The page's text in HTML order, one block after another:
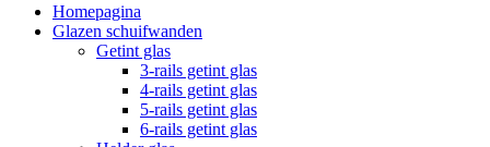
Homepagina
Glazen schuifwanden
Getint glas
3-rails getint glas
4-rails getint glas
5-rails getint glas
6-rails getint glas